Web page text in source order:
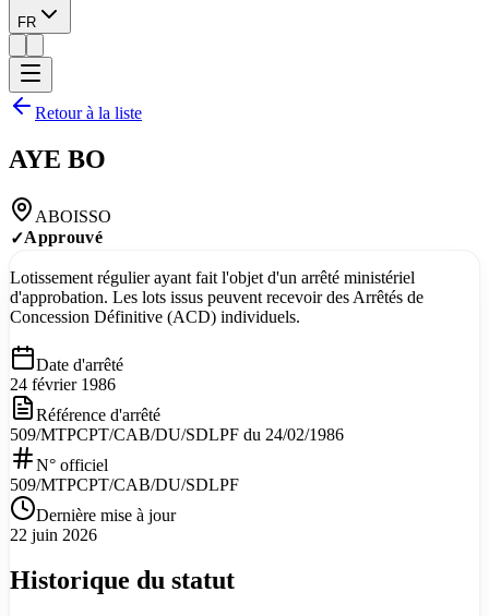
FR
Retour à la liste
AYE BO
ABOISSO
✓Approuvé
Lotissement régulier ayant fait l'objet d'un arrêté ministériel
d'approbation. Les lots issus peuvent recevoir des Arrêtés de
Concession Définitive (ACD) individuels.
Date d'arrêté
24 février 1986
Référence d'arrêté
509/MTPCPT/CAB/DU/SDLPF du 24/02/1986
N° officiel
509/MTPCPT/CAB/DU/SDLPF
Dernière mise à jour
22 juin 2026
Historique du statut